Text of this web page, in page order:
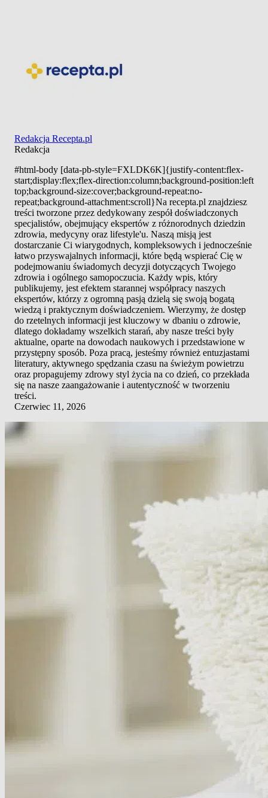
Redakcja Recepta.pl
Redakcja
#html-body [data-pb-style=FXLDK6K]{justify-content:flex-
start;display:flex;flex-direction:column;background-position:left
top;background-size:cover;background-repeat:no-
repeat;background-attachment:scroll}Na recepta.pl znajdziesz
treści tworzone przez dedykowany zespół doświadczonych
specjalistów, obejmujący ekspertów z różnorodnych dziedzin
zdrowia, medycyny oraz lifestyle'u. Naszą misją jest
dostarczanie Ci wiarygodnych, kompleksowych i jednocześnie
łatwo przyswajalnych informacji, które będą wspierać Cię w
podejmowaniu świadomych decyzji dotyczących Twojego
zdrowia i ogólnego samopoczucia. Każdy wpis, który
publikujemy, jest efektem starannej współpracy naszych
ekspertów, którzy z ogromną pasją dzielą się swoją bogatą
wiedzą i praktycznym doświadczeniem. Wierzymy, że dostęp
do rzetelnych informacji jest kluczowy w dbaniu o zdrowie,
dlatego dokładamy wszelkich starań, aby nasze treści były
aktualne, oparte na dowodach naukowych i przedstawione w
przystępny sposób. Poza pracą, jesteśmy również entuzjastami
literatury, aktywnego spędzania czasu na świeżym powietrzu
oraz propagujemy zdrowy styl życia na co dzień, co przekłada
się na nasze zaangażowanie i autentyczność w tworzeniu
treści.
Czerwiec 11, 2026